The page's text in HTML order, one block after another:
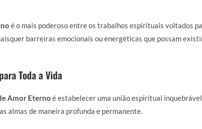
é o mais poderoso entre os trabalhos espirituais voltados
barreiras emocionais ou energéticas que possam
Toda a Vida
Amor Eterno é estabelecer uma união espiritual
almas de maneira profunda e permanente.